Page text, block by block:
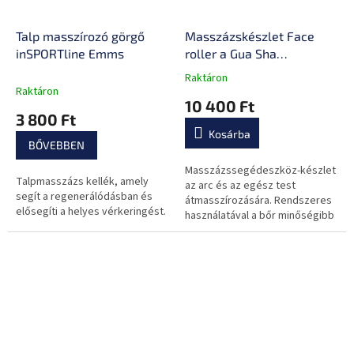
Talp masszírozó görgő
inSPORTline Emms
Raktáron
3 800 Ft
BŐVEBBEN
Talpmasszázs kellék, amely
segít a regenerálódásban és
elősegíti a helyes vérkeringést.
Masszázskészlet Face
roller a Gua Sha
inSPORTline Rosado Set
A
átlagos
értékelése
0,0
csillag.
Raktáron
10 400 Ft
Kosárba
Masszázssegédeszköz-készlet
az arc és az egész test
átmasszírozására. Rendszeres
használatával a bőr minőségibb
kinézete és az izmok ellazítása